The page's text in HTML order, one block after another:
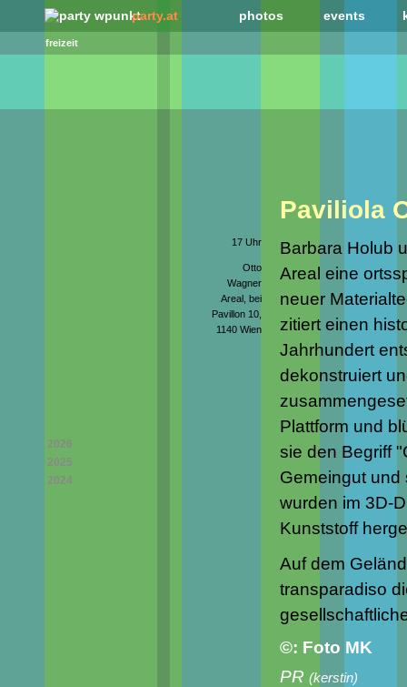
party.at photos events
freizeit
2026
2025
2024
Paviliola
17 Uhr
Otto
Wagner
Areal, bei
Pavillon 10,
1140 Wien
Barbara Holub
Areal eine
neuer
zitiert einen
Jahrhundert
dekonstruiert
Plattform und
sie den Begriff
Gemeingut und
wurden im 3D-
Kunststoff
Auf dem
transparadiso
©: Foto MK
PR (kerstin)